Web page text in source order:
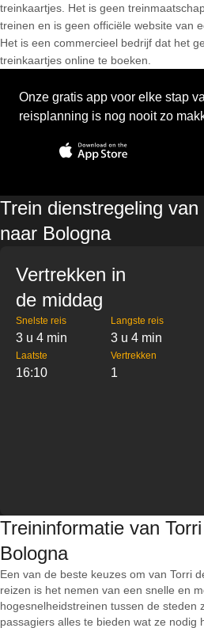
treinkaartjes. Het is geen
treinen en is geen officiële website van
Het is een commercieel bedrijf dat het
treinkaartjes online te boeken.
Onze gratis app voor elke stap
reisplanning is nog nooit zo
Trein dienstregeling
naar Bologna
Vertrekken in
de middag
Snelste reis
3 u 4 min
Langste reis
3 u 4 min
Laatste
16:10
Vertrekken
1
Treininformatie van
Bologna
Een van de beste keuzes om van Torri
reizen is het nemen van een snelle en
hogesnelheidstreinen tussen de steden
passagiers alles te bieden wat ze nodig